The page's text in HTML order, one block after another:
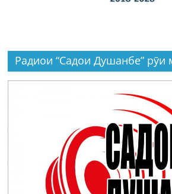
Радиои “Садои Душанбе” рӯи